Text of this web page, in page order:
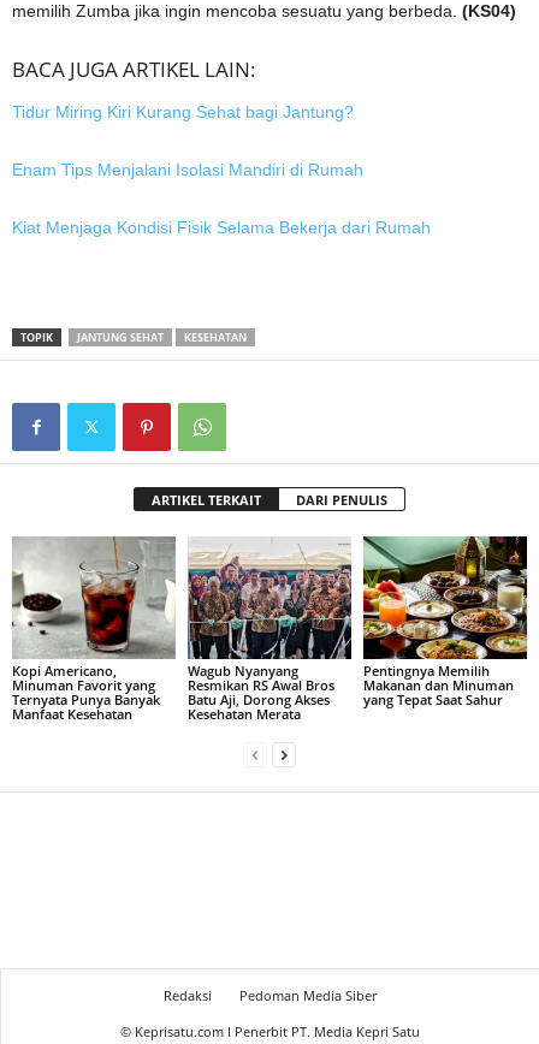
memilih Zumba jika ingin mencoba sesuatu yang berbeda. (KS04)
BACA JUGA ARTIKEL LAIN:
Tidur Miring Kiri Kurang Sehat bagi Jantung?
Enam Tips Menjalani Isolasi Mandiri di Rumah
Kiat Menjaga Kondisi Fisik Selama Bekerja dari Rumah
TOPIK JANTUNG SEHAT KESEHATAN
ARTIKEL TERKAIT DARI PENULIS
Kopi Americano,
Minuman Favorit yang
Ternyata Punya Banyak
Manfaat Kesehatan
Wagub Nyanyang
Resmikan RS Awal Bros
Batu Aji, Dorong Akses
Kesehatan Merata
Pentingnya Memilih
Makanan dan Minuman
yang Tepat Saat Sahur
Redaksi
Pedoman Media Siber
© Keprisatu.com I Penerbit PT. Media Kepri Satu